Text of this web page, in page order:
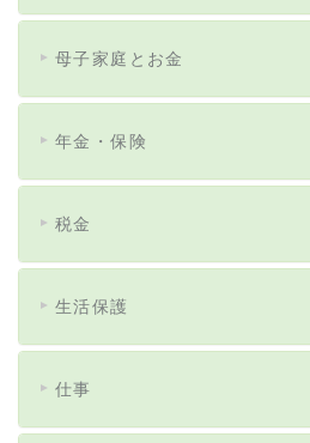
母子家庭とお金
年金・保険
税金
生活保護
仕事